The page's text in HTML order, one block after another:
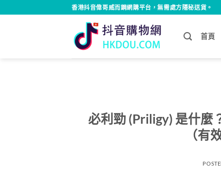
to
香港抖音偉哥威而鋼網購平台，無需處方隱秘送貨。
首頁
必利勁 (Priligy) 是什麼
（有